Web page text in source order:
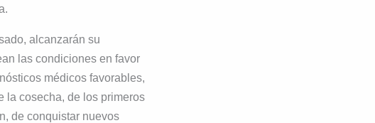
alcanzarán su
las condiciones en favor
médicos favorables,
la cosecha, de los primeros
de conquistar nuevos